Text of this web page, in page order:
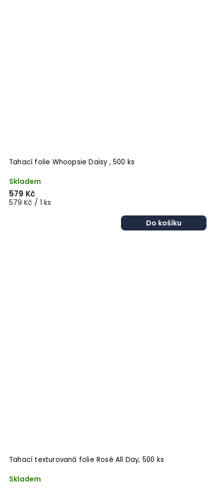
Tahací folie Whoopsie Daisy , 500 ks
Skladem
579 Kč
579 Kč / 1 ks
Do košíku
Tahací texturovaná folie Rosé All Day, 500 ks
Skladem